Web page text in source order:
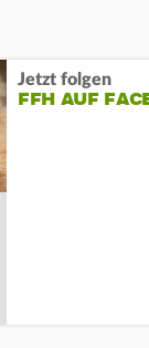
Jetzt folgen
FFH AUF